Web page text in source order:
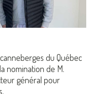
du Québec
nomination de M.
général pour